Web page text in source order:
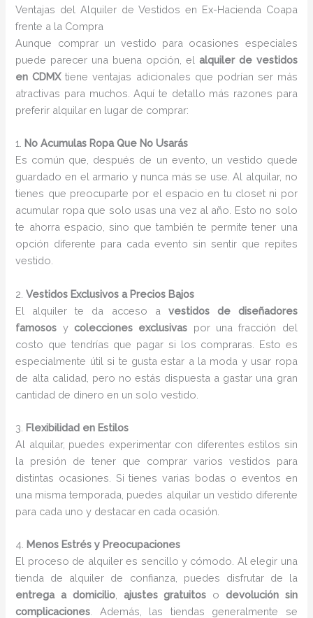
Ventajas del Alquiler de Vestidos en Ex-Hacienda Coapa
frente a la Compra
Aunque comprar un vestido para ocasiones especiales
puede parecer una buena opción, el alquiler de vestidos
en CDMXtiene ventajas adicionales que podrían ser más
atractivas para muchos. Aquí te detallo más razones para
preferir alquilar en lugar de comprar:
1. No Acumulas Ropa Que No Usarás
Es común que, después de un evento, un vestido quede
guardado en el armario y nunca más se use. Al alquilar, no
tienes que preocuparte por el espacio en tu closet ni por
acumular ropa que solo usas una vez al año. Esto no solo
te ahorra espacio, sino que también te permite tener una
opción diferente para cada evento sin sentir que repites
vestido.
2.Vestidos Exclusivos a Precios Bajos
El alquiler te da acceso a vestidos de diseñadores
famosos ycolecciones exclusivas por una fracción del
costo que tendrías que pagar si los compraras. Esto es
especialmente útil si te gusta estar a la moda y usar ropa
de alta calidad, pero no estás dispuesta a gastar una gran
cantidad de dinero en un solo vestido.
3. Flexibilidad en Estilos
Al alquilar, puedes experimentar con diferentes estilos sin
la presión de tener que comprar varios vestidos para
distintas ocasiones. Si tienes varias bodas o eventos en
una misma temporada, puedes alquilar un vestido diferente
para cada uno y destacar en cada ocasión.
4. Menos Estrés y Preocupaciones
El proceso de alquiler es sencillo y cómodo. Al elegir una
tienda de alquiler de confianza, puedes disfrutar de la
entrega a domicilio, ajustes gratuitos o devolución sin
complicaciones . Además, las tiendas generalmente se